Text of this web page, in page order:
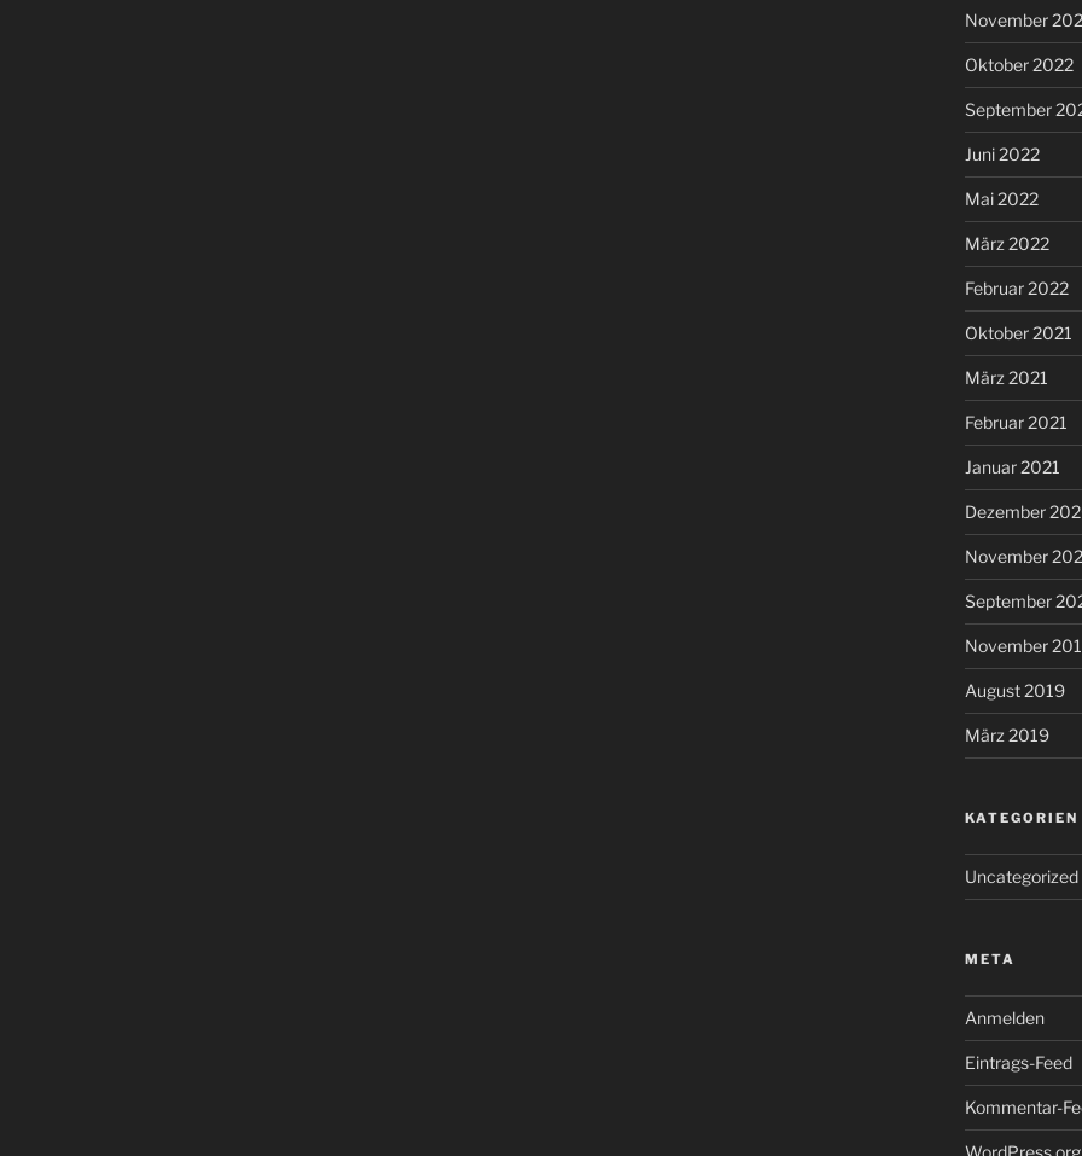
November
Oktober 2022
September
Juni 2022
Mai 2022
März 2022
Februar 2022
Oktober 2021
März 2021
Februar 2021
Januar 2021
Dezember
November
September
November
August 2019
März 2019
KATEGORIEN
Uncategorized
META
Anmelden
Eintrags-Feed
Kommentar-